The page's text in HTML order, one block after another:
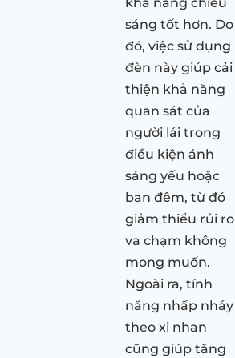
khả năng chiếu
sáng tốt hơn. Do
đó, việc sử dụng
đèn này giúp cải
thiện khả năng
quan sát của
người lái trong
điều kiện ánh
sáng yếu hoặc
ban đêm, từ đó
giảm thiểu rủi ro
va chạm không
mong muốn.
Ngoài ra, tính
năng nhấp nháy
theo xi nhan
cũng giúp tăng